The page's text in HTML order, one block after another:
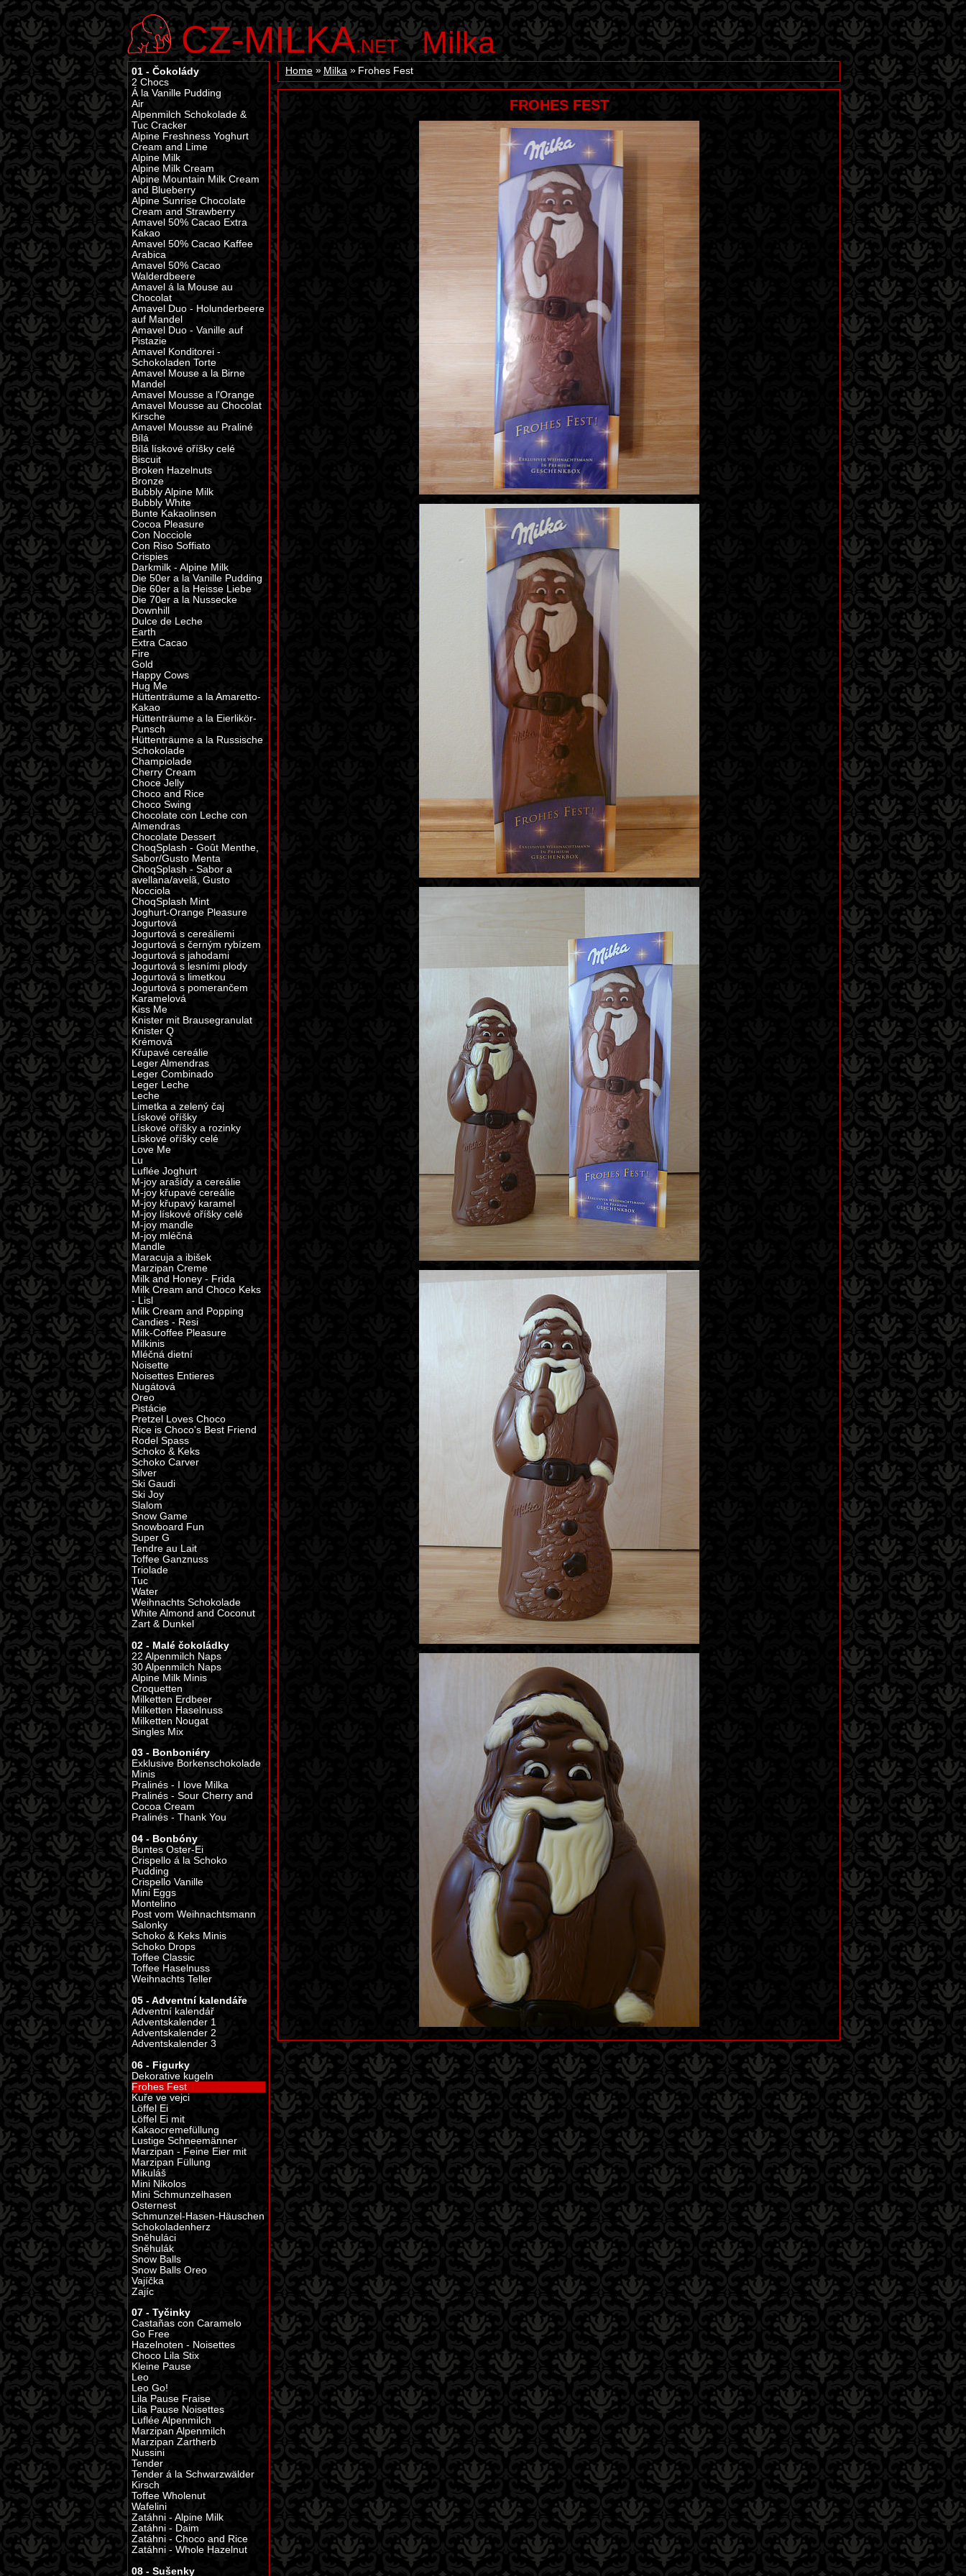
CZ-MILKA.NET Milka
Home Milka Frohes Fest
FROHES FEST
01 - Čokolády
2 Chocs
Á la Vanille Pudding
Air
Alpenmilch Schokolade &
Tuc Cracker
Alpine Freshness Yoghurt
Cream and Lime
Alpine Milk
Alpine Milk Cream
Alpine Mountain Milk Cream
and Blueberry
Alpine Sunrise Chocolate
Cream and Strawberry
Amavel 50% Cacao Extra
Kakao
Amavel 50% Cacao Kaffee
Arabica
Amavel 50% Cacao
Walderdbeere
Amavel á la Mouse au
Chocolat
Amavel Duo - Holunderbeere
auf Mandel
Amavel Duo - Vanille auf
Pistazie
Amavel Konditorei -
Schokoladen Torte
Amavel Mouse a la Birne
Mandel
Amavel Mousse a l'Orange
Amavel Mousse au Chocolat
Kirsche
Amavel Mousse au Praliné
Bílá
Bílá lískové oříšky celé
Biscuit
Broken Hazelnuts
Bronze
Bubbly Alpine Milk
Bubbly White
Bunte Kakaolinsen
Cocoa Pleasure
Con Nocciole
Con Riso Soffiato
Crispies
Darkmilk - Alpine Milk
Die 50er a la Vanille Pudding
Die 60er a la Heisse Liebe
Die 70er a la Nussecke
Downhill
Dulce de Leche
Earth
Extra Cacao
Fire
Gold
Happy Cows
Hug Me
Hüttenträume a la Amaretto-
Kakao
Hüttenträume a la Eierlikör-
Punsch
Hüttenträume a la Russische
Schokolade
Champiolade
Cherry Cream
Choce Jelly
Choco and Rice
Choco Swing
Chocolate con Leche con
Almendras
Chocolate Dessert
ChoqSplash - Goût Menthe,
Sabor/Gusto Menta
ChoqSplash - Sabor a
avellana/avelã, Gusto
Nocciola
ChoqSplash Mint
Joghurt-Orange Pleasure
Jogurtová
Jogurtová s cereáliemi
Jogurtová s černým rybízem
Jogurtová s jahodami
Jogurtová s lesními plody
Jogurtová s limetkou
Jogurtová s pomerančem
Karamelová
Kiss Me
Knister mit Brausegranulat
Knister Q
Krémová
Křupavé cereálie
Leger Almendras
Leger Combinado
Leger Leche
Leche
Limetka a zelený čaj
Lískové oříšky
Lískové oříšky a rozinky
Lískové oříšky celé
Love Me
Lu
Luflée Joghurt
M-joy arašídy a cereálie
M-joy křupavé cereálie
M-joy křupavý karamel
M-joy lískové oříšky celé
M-joy mandle
M-joy mléčná
Mandle
Maracuja a ibišek
Marzipan Creme
Milk and Honey - Frida
Milk Cream and Choco Keks
- Lisl
Milk Cream and Popping
Candies - Resi
Milk-Coffee Pleasure
Milkinis
Mléčná dietní
Noisette
Noisettes Entieres
Nugátová
Oreo
Pistácie
Pretzel Loves Choco
Rice is Choco's Best Friend
Rodel Spass
Schoko & Keks
Schoko Carver
Silver
Ski Gaudi
Ski Joy
Slalom
Snow Game
Snowboard Fun
Super G
Tendre au Lait
Toffee Ganznuss
Triolade
Tuc
Water
Weihnachts Schokolade
White Almond and Coconut
Zart & Dunkel
02 - Malé čokoládky
22 Alpenmilch Naps
30 Alpenmilch Naps
Alpine Milk Minis
Croquetten
Milketten Erdbeer
Milketten Haselnuss
Milketten Nougat
Singles Mix
03 - Bonboniéry
Exklusive Borkenschokolade
Minis
Pralinés - I love Milka
Pralinés - Sour Cherry and
Cocoa Cream
Pralinés - Thank You
04 - Bonbóny
Buntes Oster-Ei
Crispello á la Schoko
Pudding
Crispello Vanille
Mini Eggs
Montelino
Post vom Weihnachtsmann
Salonky
Schoko & Keks Minis
Schoko Drops
Toffee Classic
Toffee Haselnuss
Weihnachts Teller
05 - Adventní kalendáře
Adventní kalendář
Adventskalender 1
Adventskalender 2
Adventskalender 3
06 - Figurky
Dekorative kugeln
Frohes Fest
Kuře ve vejci
Löffel Ei
Löffel Ei mit
Kakaocremefüllung
Lustige Schneemänner
Marzipan - Feine Eier mit
Marzipan Füllung
Mikuláš
Mini Nikolos
Mini Schmunzelhasen
Osternest
Schmunzel-Hasen-Häuschen
Schokoladenherz
Sněhuláci
Sněhulák
Snow Balls
Snow Balls Oreo
Vajíčka
Zajíc
07 - Tyčinky
Castañas con Caramelo
Go Free
Hazelnoten - Noisettes
Choco Lila Stix
Kleine Pause
Leo
Leo Go!
Lila Pause Fraise
Lila Pause Noisettes
Luflée Alpenmilch
Marzipan Alpenmilch
Marzipan Zartherb
Nussini
Tender
Tender á la Schwarzwälder
Kirsch
Toffee Wholenut
Wafelini
Zatáhni - Alpine Milk
Zatáhni - Daim
Zatáhni - Choco and Rice
Zatáhni - Whole Hazelnut
08 - Sušenky